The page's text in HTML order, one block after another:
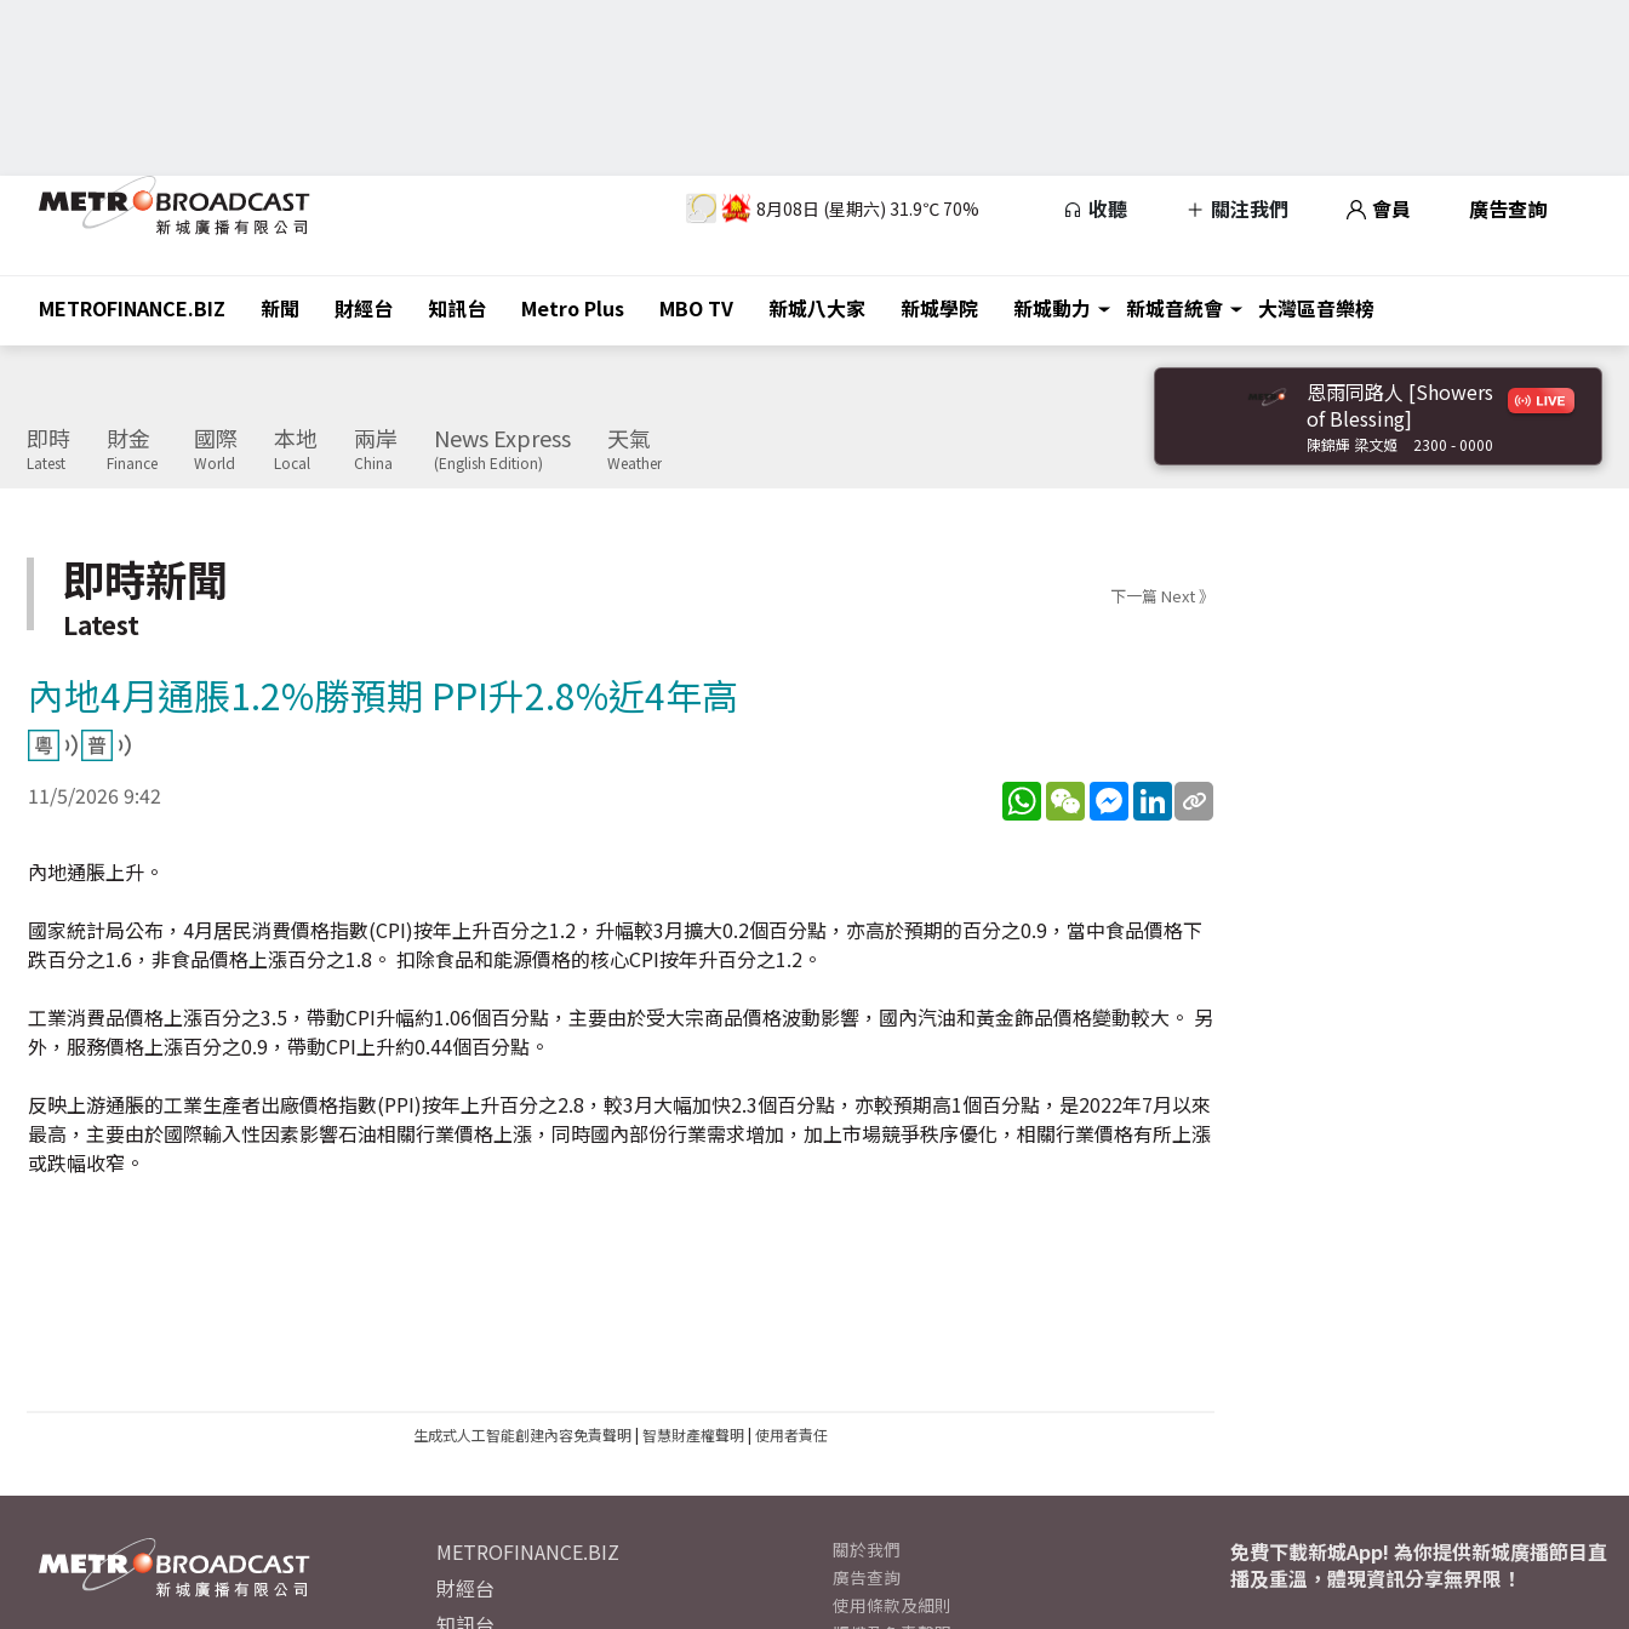
8月08日 (星期六) 31.9℃ 70% 收聽 關注我們 會員 廣告查詢
METROFINANCE.BIZ 新聞 財經台 知訊台 Metro Plus MBO TV 新城八大家 新城學院 新城動力 新城音統會 大灣區音樂榜
即時
Latest
財金
Finance
國際
World
本地
Local
兩岸
China
News Express
(English Edition)
天氣
Weather
恩雨同路人 [Showers
of Blessing]
陳錦輝 梁文姬 2300 - 0000
即時新聞
Latest
下一篇 Next 》
內地4月通脹1.2%勝預期 PPI升2.8%近4年高
11/5/2026 9:42 WhatsApp
WeChatMessenger
LinkedIn
內地通脹上升。
國家統計局公布，4月居民消費價格指數(CPI)按年上升百分之1.2，升幅較3月擴大0.2個百分點，亦高於預期的百分之0.9，當中食品價格下
跌百分之1.6，非食品價格上漲百分之1.8。 扣除食品和能源價格的核心CPI按年升百分之1.2。
工業消費品價格上漲百分之3.5，帶動CPI升幅約1.06個百分點，主要由於受大宗商品價格波動影響，國內汽油和黃金飾品價格變動較大。 另
外，服務價格上漲百分之0.9，帶動CPI上升約0.44個百分點。
反映上游通脹的工業生產者出廠價格指數(PPI)按年上升百分之2.8，較3月大幅加快2.3個百分點，亦較預期高1個百分點，是2022年7月以來
最高，主要由於國際輸入性因素影響石油相關行業價格上漲，同時國內部份行業需求增加，加上市場競爭秩序優化，相關行業價格有所上漲
或跌幅收窄。
生成式人工智能創建內容免責聲明| 智慧財產權聲明| 使用者責任
METROFINANCE.BIZ
財經台
關於我們
廣告查詢
使用條款及細則
免費下載新城App! 為你提供新城廣播節目直
播及重溫，體現資訊分享無界限！